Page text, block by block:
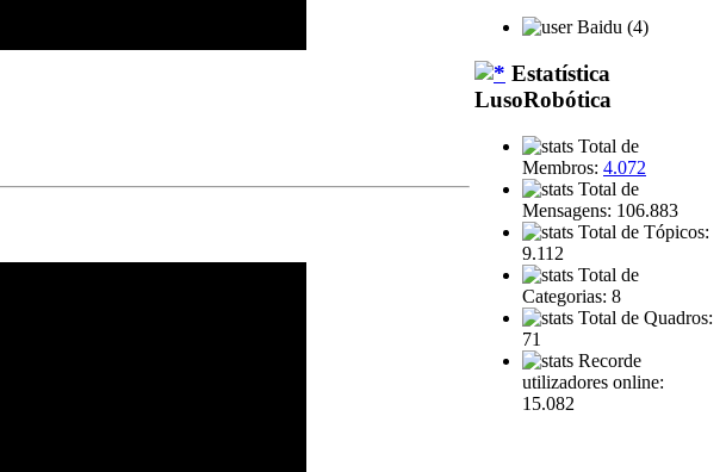
Baidu (4)
Estatística
LusoRobótica
Total de
Membros: 4.072
Total de
Mensagens: 106.883
Total de Tópicos:
9.112
Total de
Categorias: 8
Total de Quadros:
71
Recorde
utilizadores online:
15.082